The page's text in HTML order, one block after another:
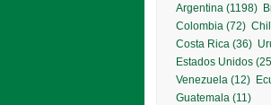
Argentina (1198)
Colombia (72)
Costa Rica (36)
Estados Unidos
Venezuela (12)
Guatemala (11)